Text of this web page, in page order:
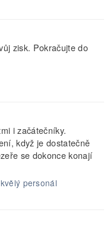
zisk. Pokračujte do
i začátečníky.
když je dostatečně
se dokonce konají
personál